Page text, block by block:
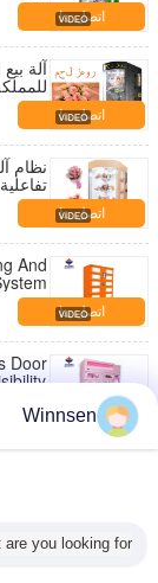
اتصل بنا
آلة
اتصل بنا
اتصل بنا
And
اتصل بنا
Door
اتصل بنا
آلة
Winnsen
you looking for?